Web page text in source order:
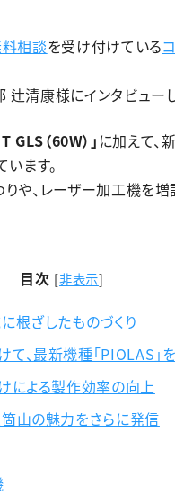
相談を受け付けている
辻清康様にインタビュー
（60W）」 に加えて、
ます。
や、レーザー加工機を
目次 [非表示]
根ざしたものづくり
、最新機種「PIOLAS」
による製作効率の向上
山の魅力をさらに発信